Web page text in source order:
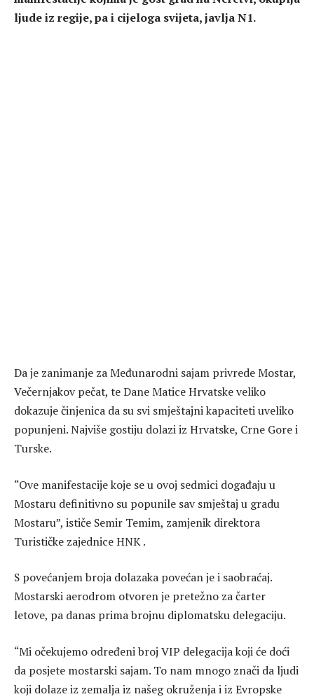
ljude iz regije, pa i cijeloga svijeta, javlja N1.
Da je zanimanje za Međunarodni sajam privrede Mostar,
Večernjakov pečat, te Dane Matice Hrvatske veliko
dokazuje činjenica da su svi smještajni kapaciteti uveliko
popunjeni. Najviše gostiju dolazi iz Hrvatske, Crne Gore i
Turske.
“Ove manifestacije koje se u ovoj sedmici događaju u
Mostaru definitivno su popunile sav smještaj u gradu
Mostaru”, ističe Semir Temim, zamjenik direktora
Turističke zajednice HNK .
S povećanjem broja dolazaka povećan je i saobraćaj.
Mostarski aerodrom otvoren je pretežno za čarter
letove, pa danas prima brojnu diplomatsku delegaciju.
“Mi očekujemo određeni broj VIP delegacija koji će doći
da posjete mostarski sajam. To nam mnogo znači da ljudi
koji dolaze iz zemalja iz našeg okruženja i iz Evropske